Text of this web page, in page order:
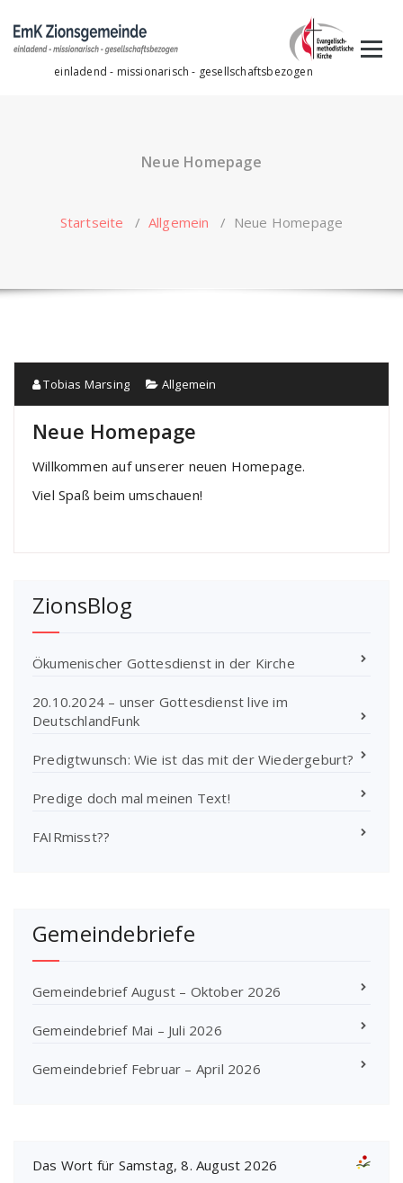
Inhalt
springen
einladend - missionarisch - gesellschaftsbezogen
Neue Homepage
Startseite / Allgemein / Neue Homepage
Tobias Marsing Allgemein
Neue Homepage
Willkommen auf unserer neuen Homepage.
Viel Spaß beim umschauen!
ZionsBlog
Ökumenischer Gottesdienst in der Kirche
20.10.2024 – unser Gottesdienst live im
DeutschlandFunk
Predigtwunsch: Wie ist das mit der Wiedergeburt?
Predige doch mal meinen Text!
FAIRmisst??
Gemeindebriefe
Gemeindebrief August – Oktober 2026
Gemeindebrief Mai – Juli 2026
Gemeindebrief Februar – April 2026
Das Wort für Samstag, 8. August 2026